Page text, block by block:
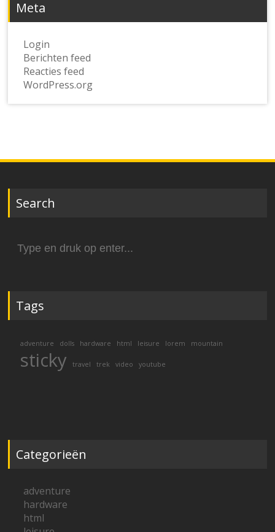
Meta
Login
Berichten feed
Reacties feed
WordPress.org
Search
naar:
Tags
adventure dolls hardware html leisure lorem mountain
sticky travel trek video youtube
Categorieën
adventure
hardware
html